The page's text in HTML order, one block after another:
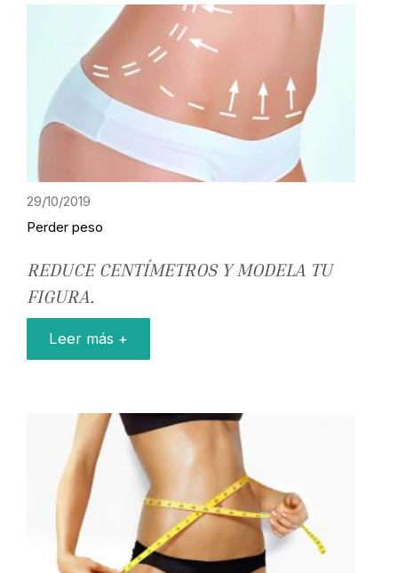
29/10/2019
Perder peso
REDUCE CENTÍMETROS Y MODELA TU
FIGURA.
Leer más +